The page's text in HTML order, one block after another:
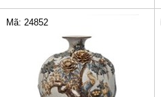
Mã: 24852